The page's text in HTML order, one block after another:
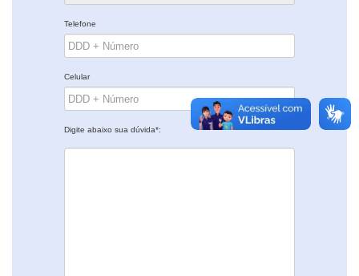
Telefone
Celular
Digite abaixo sua dúvida*: